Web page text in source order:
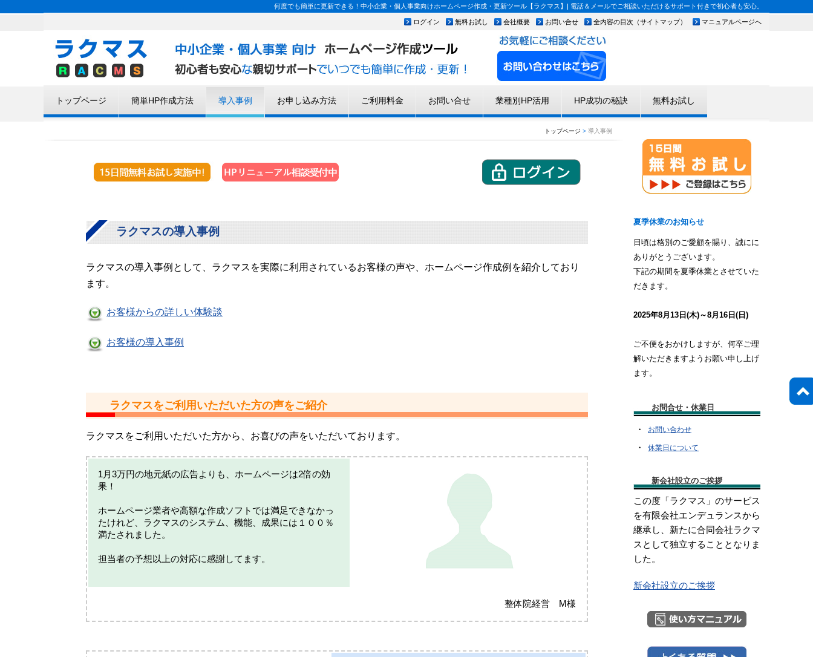
何度でも簡単に更新できる！中小企業・個人事業向けホームページ作成・更新ツール【ラクマス】| 電話＆メールでご相談いただけるサポート付きで初心者も安心。
ログイン 無料お試し 会社概要 お問い合せ 全内容の目次（サイトマップ） マニュアルページへ
トップページ 簡単HP作成方法 導入事例 お申し込み方法 ご利用料金 お問い合せ 業種別HP活用 HP成功の秘訣 無料お試し
トップページ > 導入事例
ラクマスの導入事例
ラクマスの導入事例として、ラクマスを実際に利用されているお客様の声や、ホームページ作成例を紹介しており
ます。
お客様からの詳しい体験談
お客様の導入事例
ラクマスをご利用いただいた方の声をご紹介
ラクマスをご利用いただいた方から、お喜びの声をいただいております。
1月3万円の地元紙の広告よりも、ホームページは2倍の効
果！
ホームページ業者や高額な作成ソフトでは満足できなかっ
たけれど、ラクマスのシステム、機能、成果には１００％
満たされました。
担当者の予想以上の対応に感謝してます。
整体院経営 M様
夏季休業のお知らせ
日頃は格別のご愛顧を賜り、誠にに
ありがとうございます。
下記の期間を夏季休業とさせていた
だきます。
2025年8月13日(木)～8月16日(日)
ご不便をおかけしますが、何卒ご理
解いただきますようお願い申し上げ
ます。
お問合せ・休業日
・ お問い合わせ
・ 休業日について
新会社設立のご挨拶
この度「ラクマス」のサービス
を有限会社エンデュランスから
継承し、新たに合同会社ラクマ
スとして独立することとなりま
した。
新会社設立のご挨拶